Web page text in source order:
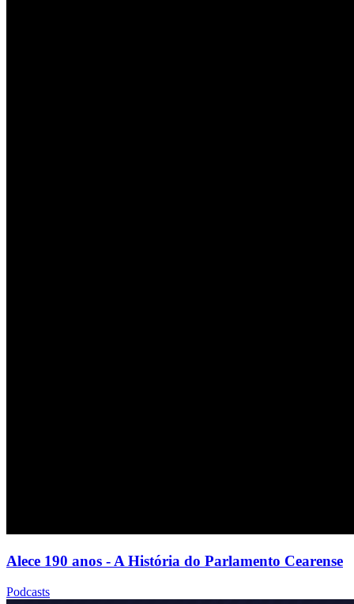
Alece 190 anos - A História do Parlamento Cearense
Podcasts